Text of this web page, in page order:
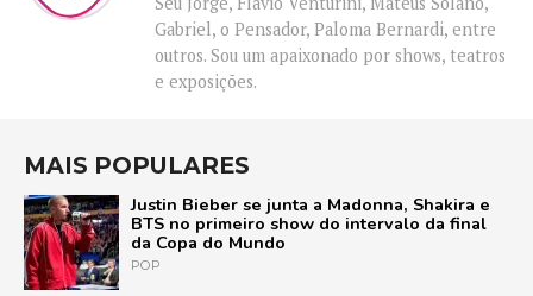
Gabriel, o Pensador, Paloma Bernardi, entre
outros. Sou um apaixonado por shows, teatros
e exposições.
MAIS POPULARES
Justin Bieber se junta a Madonna, Shakira e
BTS no primeiro show do intervalo da final
da Copa do Mundo
POP